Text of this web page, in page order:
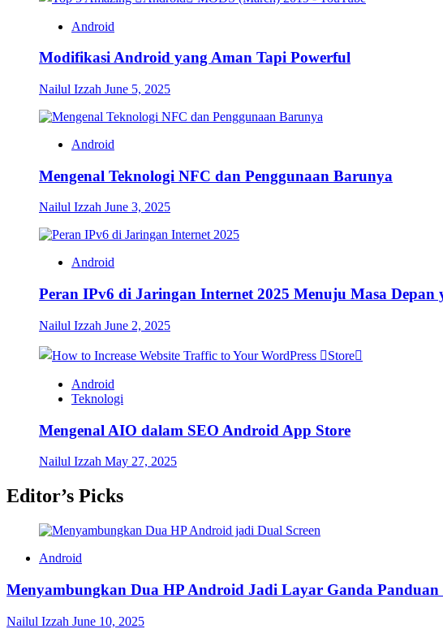
Android
Modifikasi Android yang Aman Tapi Powerful
Nailul Izzah June 5, 2025
Android
Mengenal Teknologi NFC dan Penggunaan Barunya
Nailul Izzah June 3, 2025
Android
Peran IPv6 di Jaringan Internet 2025 Menuju Masa Depan
Nailul Izzah June 2, 2025
Android
Teknologi
Mengenal AIO dalam SEO Android App Store
Nailul Izzah May 27, 2025
Editor’s Picks
Android
Menyambungkan Dua HP Android Jadi Layar Ganda Panduan
Nailul Izzah June 10, 2025